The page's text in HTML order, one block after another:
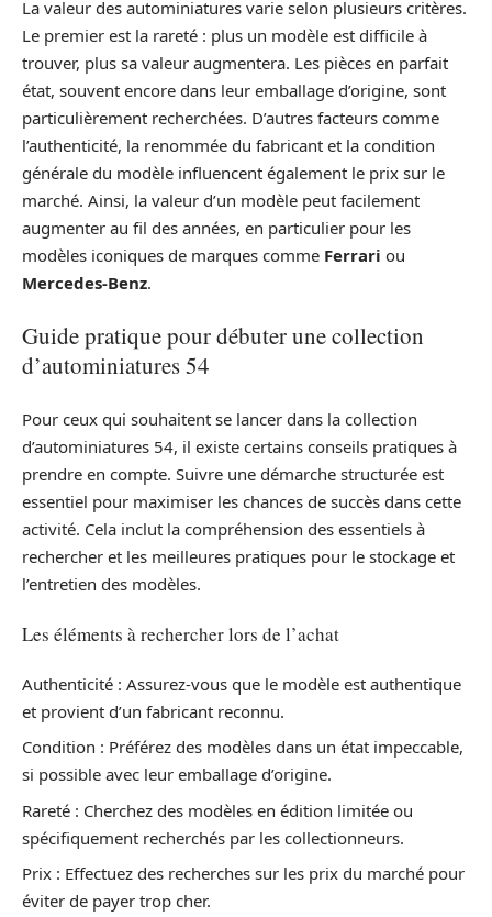
La valeur des autominiatures varie selon plusieurs critères.
Le premier est la rareté : plus un modèle est difficile à
trouver, plus sa valeur augmentera. Les pièces en parfait
état, souvent encore dans leur emballage d’origine, sont
particulièrement recherchées. D’autres facteurs comme
l’authenticité, la renommée du fabricant et la condition
générale du modèle influencent également le prix sur le
marché. Ainsi, la valeur d’un modèle peut facilement
augmenter au fil des années, en particulier pour les
modèles iconiques de marques comme Ferrari ou
Mercedes-Benz.
Guide pratique pour débuter une collection
d’autominiatures 54
Pour ceux qui souhaitent se lancer dans la collection
d’autominiatures 54, il existe certains conseils pratiques à
prendre en compte. Suivre une démarche structurée est
essentiel pour maximiser les chances de succès dans cette
activité. Cela inclut la compréhension des essentiels à
rechercher et les meilleures pratiques pour le stockage et
l’entretien des modèles.
Les éléments à rechercher lors de l’achat
Authenticité : Assurez-vous que le modèle est authentique
et provient d’un fabricant reconnu.
Condition : Préférez des modèles dans un état impeccable,
si possible avec leur emballage d’origine.
Rareté : Cherchez des modèles en édition limitée ou
spécifiquement recherchés par les collectionneurs.
Prix : Effectuez des recherches sur les prix du marché pour
éviter de payer trop cher.